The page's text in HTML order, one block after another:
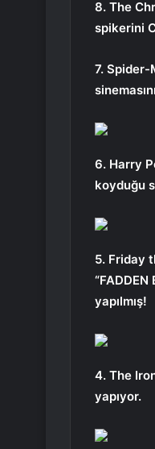
8. The
spikerini
7. Spider-
6. Harry
koyduğu
5. Friday
yapılmış!
4. The
yapıyor.